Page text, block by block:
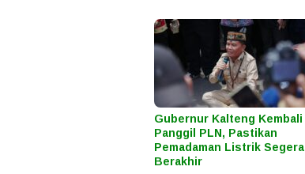
Gubernur Kalteng Kembali
Panggil PLN, Pastikan
Pemadaman Listrik Segera
Berakhir